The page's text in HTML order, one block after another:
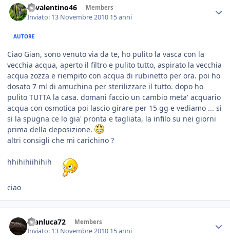
46valentino46 Members
Inviato: 13 Novembre 2010 15 anni
AUTORE
Ciao Gian, sono venuto via da te, ho pulito la vasca con la
vecchia acqua, aperto il filtro e pulito tutto, aspirato la vecchia
acqua zozza e riempito con acqua di rubinetto per ora. poi ho
dosato 7 ml di amuchina per sterilizzare il tutto. dopo ho
pulito TUTTA la casa. domani faccio un cambio meta' acquario
acqua con osmotica poi lascio girare per 15 gg e vediamo ... si
si la spugna ce lo gia' pronta e tagliata, la infilo su nei giorni
prima della deposizione.
altri consigli che mi carichino ?
hhihihiihihih
ciao
Gianluca72 Members
Inviato: 13 Novembre 2010 15 anni